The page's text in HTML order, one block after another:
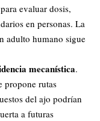
para evaluar dosis,
en personas. La
adulto humano sigue
mecanística.
propone rutas
del ajo podrían
a futuras